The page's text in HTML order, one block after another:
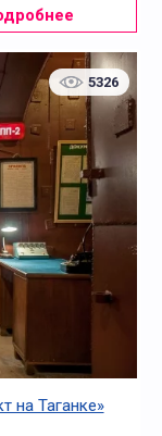
5326
на Таганке»